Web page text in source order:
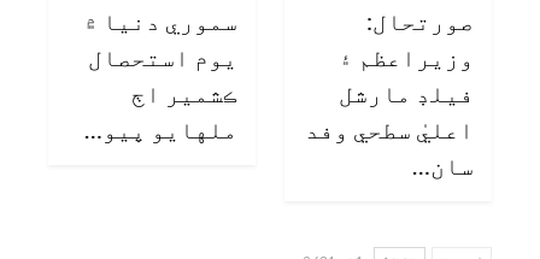
صورتحال:
وزيراعظم ۽
فيلڊ مارشل
اعليٰ سطحي وفد
سان…
سموري دنيا ۾
يوم استحصال
ڪشمير اڄ
ملهايو پيو…